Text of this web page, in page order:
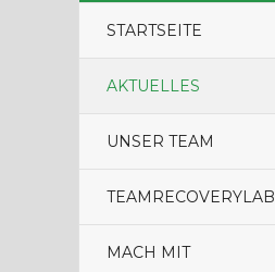
STARTSEITE
AKTUELLES
UNSER TEAM
TEAMRECOVERYLAB
MACH MIT